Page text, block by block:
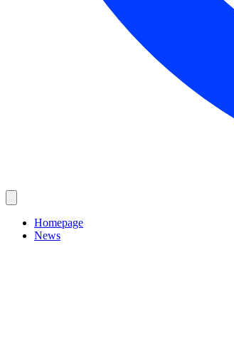
Homepage
News